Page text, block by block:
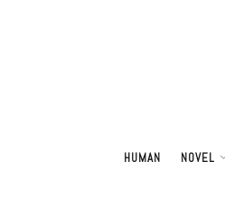
HUMAN NOVEL